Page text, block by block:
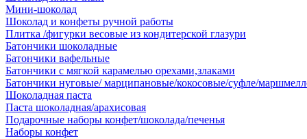
Мини-шоколад
Шоколад и конфеты ручной работы
Плитка /фигурки весовые из кондитерской глазури
Батончики шоколадные
Батончики вафельные
Батончики с мягкой карамелью орехами,злаками
Батончики нуговые/ марципановые/кокосовые/суфле/
Шоколадная паста
Паста шоколадная/арахисовая
Подарочные наборы конфет/шоколада/печенья
Наборы конфет